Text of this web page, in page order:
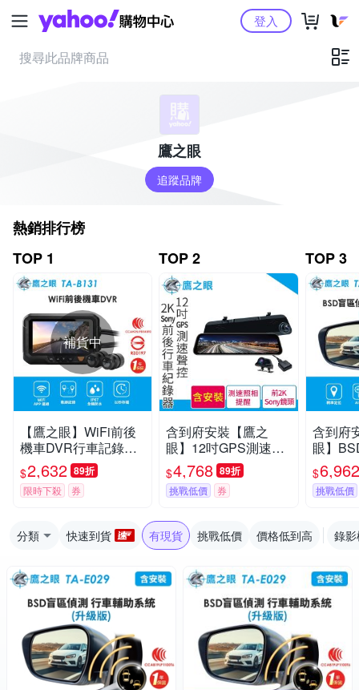
Yahoo購物中心登入
鷹之眼
追蹤品牌
熱銷排行榜
TOP 1
補貨中
【鷹之眼】WiFi前後
機車DVR行車記錄器-
送32G卡 (國家認證 一
年保固)TA-B131 行車
紀錄器
$2,632 89折
限時下殺 券
TOP 2
含到府安裝【鷹之
眼】12吋GPS測速聲
控 2K Sony前後鏡頭
行車紀錄器-附64G卡
TA-B001 贈後鏡頭支
$4,768 89折
挑戰低價 券
TOP 3
含到府
眼】
級版
預警 雙
$6,962
挑戰低價
分類 快速到貨 有現貨 挑戰低價 價格低到高 錄